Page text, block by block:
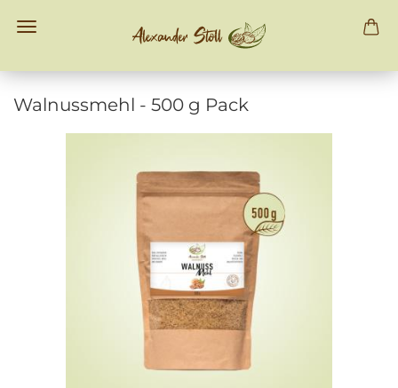
Wal­nuss­mehl - 500 g Pack